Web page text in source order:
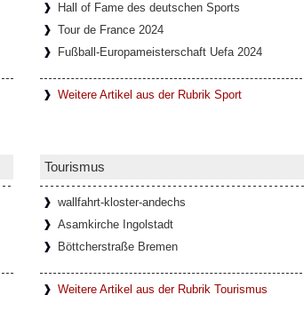
Hall of Fame des deutschen Sports
Tour de France 2024
Fußball-Europameisterschaft Uefa 2024
Weitere Artikel aus der Rubrik Sport
Tourismus
wallfahrt-kloster-andechs
Asamkirche Ingolstadt
Böttcherstraße Bremen
Weitere Artikel aus der Rubrik Tourismus